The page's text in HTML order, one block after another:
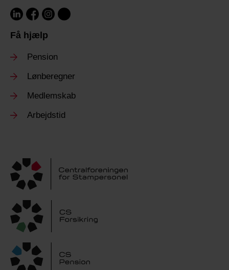
Få hjælp
Pension
Lønberegner
Medlemskab
Arbejdstid